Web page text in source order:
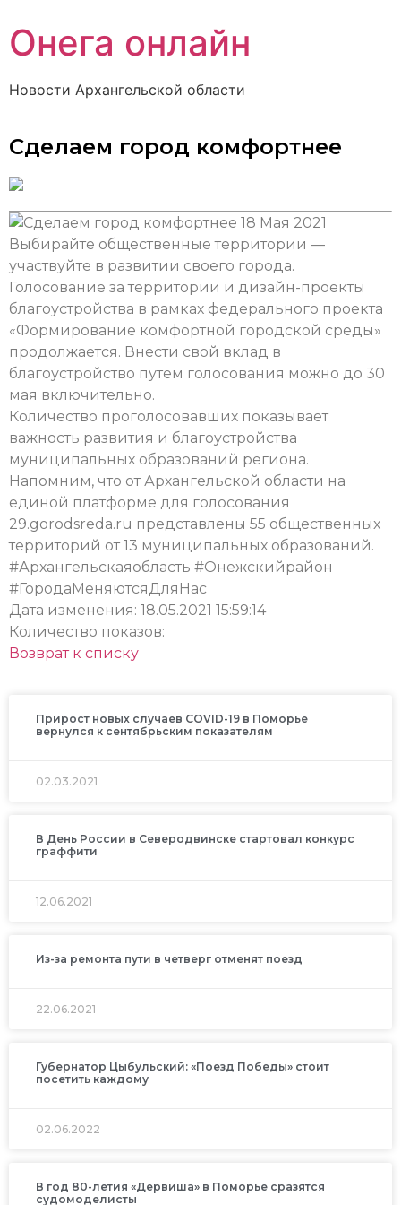
Онега онлайн
Новости Архангельской области
Сделаем город комфортнее
18 Мая 2021
Выбирайте общественные территории —
участвуйте в развитии своего города.
Голосование за территории и дизайн-проекты
благоустройства в рамках федерального проекта
«Формирование комфортной городской среды»
продолжается. Внести свой вклад в
благоустройство путем голосования можно до 30
мая включительно.
Количество проголосовавших показывает
важность развития и благоустройства
муниципальных образований региона.
Напомним, что от Архангельской области на
единой платформе для голосования
29.gorodsreda.ru представлены 55 общественных
территорий от 13 муниципальных образований.
#Архангельскаяобласть #Онежскийрайон
#ГородаМеняютсяДляНас
Дата изменения: 18.05.2021 15:59:14
Количество показов:
Возврат к списку
Прирост новых случаев COVID-19 в Поморье
вернулся к сентябрьским показателям
02.03.2021
В День России в Северодвинске стартовал конкурс
граффити
12.06.2021
Из-за ремонта пути в четверг отменят поезд
22.06.2021
Губернатор Цыбульский: «Поезд Победы» стоит
посетить каждому
02.06.2022
В год 80-летия «Дервиша» в Поморье сразятся
судомоделисты